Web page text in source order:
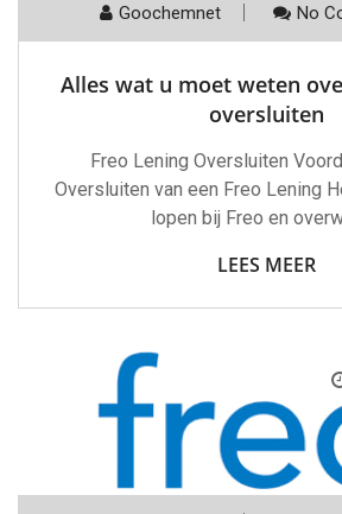
Goochemnet No
Alles wat u moet weten
oversluiten
Freo Lening Oversluiten
Oversluiten van een Freo Lening
lopen bij Freo en
LEES MEER